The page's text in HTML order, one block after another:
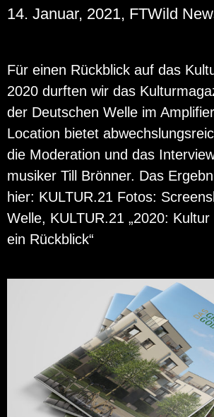
14. Januar, 2021, FTWild
Für einen Rück­blick auf das
2020 durf­ten wir das
der Deut­schen Welle im
Lo­ca­ti­on bie­tet
die Mo­dera­ti­on und das
mu­si­ker Till Brön­ner. Das
hier: KUL­TUR.21 Fotos:
Welle, KUL­TUR.21 „2020:
ein Rück­blick“